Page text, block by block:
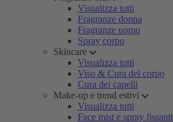
Visualizza tutti
Fragranze donna
Fragranze uomo
Spray corpo
Skincare
Visualizza tutti
Viso & Cura del corpo
Cura dei capelli
Make-up e trend estivi
Visualizza tutti
Face mist e spray fissanti